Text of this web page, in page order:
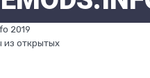
2019
из открытых